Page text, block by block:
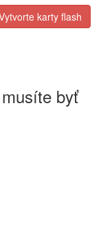
karty flash
byť